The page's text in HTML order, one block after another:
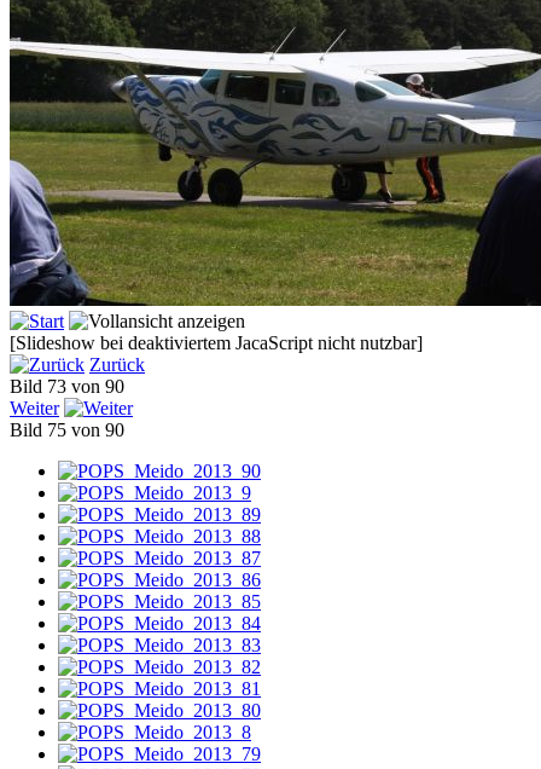
[Slideshow bei deaktiviertem JacaScript nicht nutzbar]
Zurück
Bild 73 von 90
Weiter
Bild 75 von 90